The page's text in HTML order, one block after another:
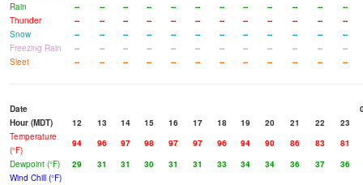
Rain
-- -- -- -- -- -- -- -- -- -- --
--
Thunder
-- -- -- -- -- -- -- -- -- -- --
--
Snow
-- -- -- -- -- -- -- -- -- -- --
--
Freezing Rain
-- -- -- -- -- -- -- -- -- -- --
--
Sleet
-- -- -- -- -- -- -- -- -- -- -- --
Date
Hour (MDT)
12 13 14 15 16 17 18 19 20 21 22
23
Temperature
(°F)
94 96 97 98 97 97 96 94 90 86 83
81
Dewpoint (°F)
29 31 31 30 31 31 33 34 34 36 37
36
Wind Chill (°F)